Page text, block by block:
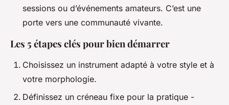
sessions ou d’événements amateurs. C’est une
porte vers une communauté vivante.
Les 5 étapes clés pour bien démarrer
Choisissez un instrument adapté à votre style et à
votre morphologie.
Définissez un créneau fixe pour la pratique -